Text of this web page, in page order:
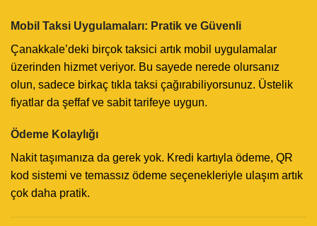
Mobil Taksi Uygulamaları: Pratik ve Güvenli
Çanakkale’deki birçok taksici artık mobil uygulamalar
üzerinden hizmet veriyor. Bu sayede nerede olursanız
olun, sadece birkaç tıkla taksi çağırabiliyorsunuz. Üstelik
fiyatlar da şeffaf ve sabit tarifeye uygun.
Ödeme Kolaylığı
Nakit taşımanıza da gerek yok. Kredi kartıyla ödeme, QR
kod sistemi ve temassız ödeme seçenekleriyle ulaşım artık
çok daha pratik.